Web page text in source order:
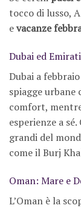
tocco di lusso,
evacanze
Dubai ed
Dubai a
spiagge
comfort,
esperienze a
grandi del
come il Burj
Oman: Mare e
L’Oman è la